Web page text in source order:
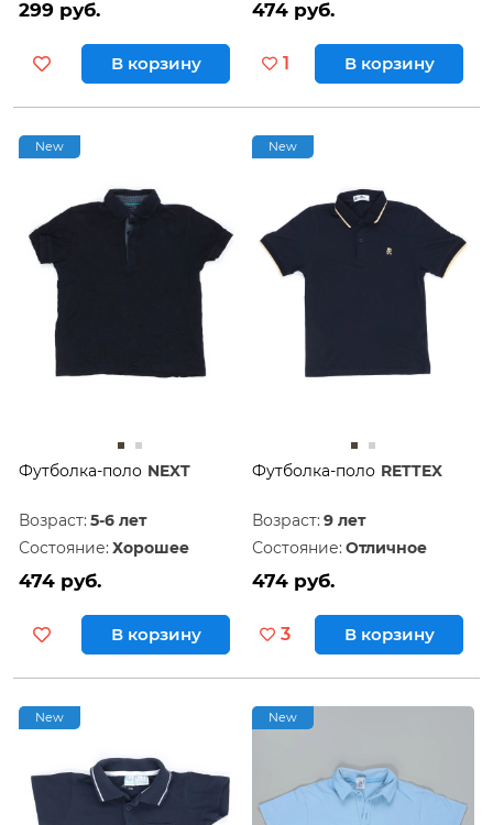
299 руб.
В корзину
474 руб.
1 В корзину
New
Футболка-поло NEXT
Возраст: 5-6 лет
Состояние: Хорошее
474 руб.
В корзину
New
Футболка-поло RETTEX
Возраст: 9 лет
Состояние: Отличное
474 руб.
3 В корзину
New New